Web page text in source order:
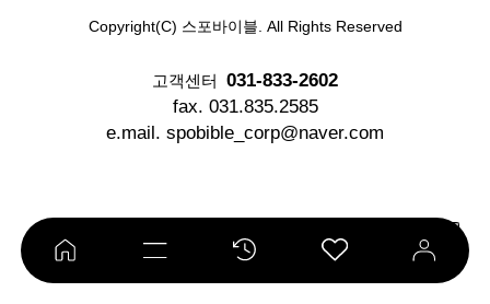
Copyright(C) 스포바이블. All Rights Reserved
고객센터 031-833-2602
fax. 031.835.2585
e.mail. spobible_corp@naver.com